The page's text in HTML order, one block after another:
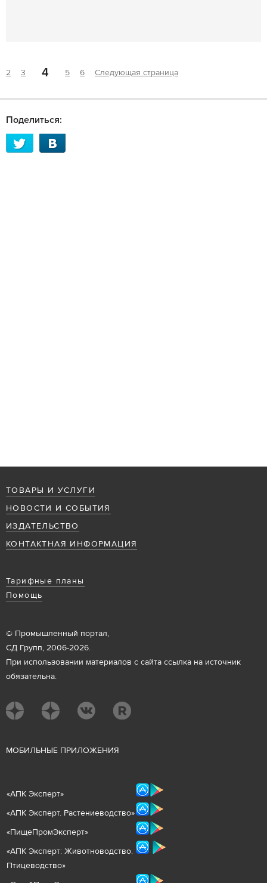
2 3 4 5 6 Следующая страница
Поделиться:
ТОВАРЫ И УСЛУГИ
НОВОСТИ И СОБЫТИЯ
ИЗДАТЕЛЬСТВО
КОНТАКТНАЯ ИНФОРМАЦИЯ
Тарифные планы
Помощь
© Промышленный портал,
СД Групп, 2006-2026.
При использовании материалов с сайта ссылка на источник
обязательна.
МОБИЛЬНЫЕ ПРИЛОЖЕНИЯ
«АПК Эксперт»
«АПК Эксперт. Растениеводство»
«ПищеПромЭксперт»
«АПК Эксперт: Животноводство.
Птицеводство»